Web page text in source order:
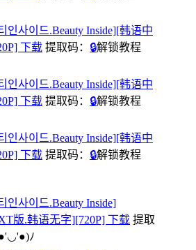
인사이드.Beauty Inside][韩语中
下载 提取码： 🔒解锁教程
인사이드.Beauty Inside][韩语中
下载 提取码： 🔒解锁教程
인사이드.Beauty Inside][韩语中
下载 提取码： 🔒解锁教程
인사이드.Beauty Inside]
版.韩语无字][720P] 下载 提取
ﾉ